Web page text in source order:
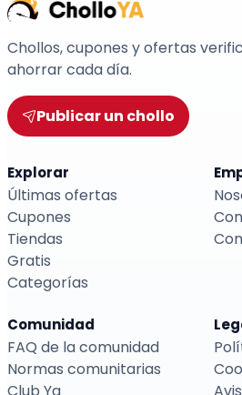
Chollos, cupones y ofertas
ahorrar cada día.
Publicar un chollo
Explorar
Últimas ofertas
Cupones
Tiendas
Gratis
Categorías
Comunidad
FAQ de la comunidad
Normas comunitarias